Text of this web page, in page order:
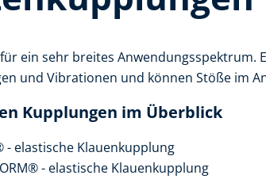
ein sehr breites Anwendungsspektrum.
und Vibrationen und können Stöße im
Kupplungen im Überblick
- elastische Klauenkupplung
- elastische Klauenkupplung